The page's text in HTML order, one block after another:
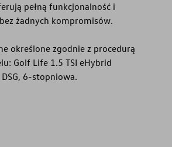
pełną funkcjonalność i
żadnych kompromisów.
określone zgodnie z procedurą
Golf Life 1.5 TSI eHybrid
6-stopniowa.